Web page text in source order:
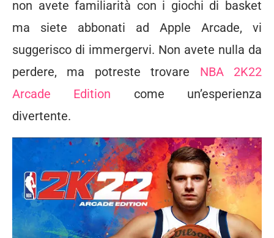
non avete familiarità con i giochi di basket
ma siete abbonati ad Apple Arcade, vi
suggerisco di immergervi. Non avete nulla da
perdere, ma potreste trovare NBA 2K22
Arcade Edition come un’esperienza
divertente.